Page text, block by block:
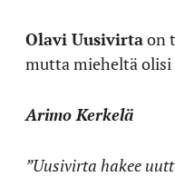
Olavi Uusivirtaon
mutta mieheltä
Arimo Kerkelä
”Uusivirta hakee